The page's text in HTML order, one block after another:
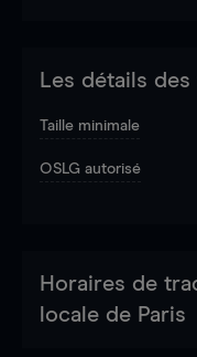
Les détails
Taille minimale
OSLG autorisé
Horaires de
locale de Paris